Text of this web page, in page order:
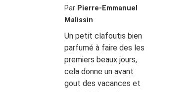
Par Pierre-Emmanuel
Malissin
Un petit clafoutis bien
parfumé à faire des les
premiers beaux jours,
cela donne un avant
gout des vacances et